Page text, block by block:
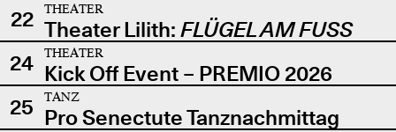
22
THEATER
Theater Lilith: FLÜGEL AM FUSS
24
THEATER
Kick Off Event – PREMIO 2026
25
TANZ
Pro Senectute Tanznachmittag